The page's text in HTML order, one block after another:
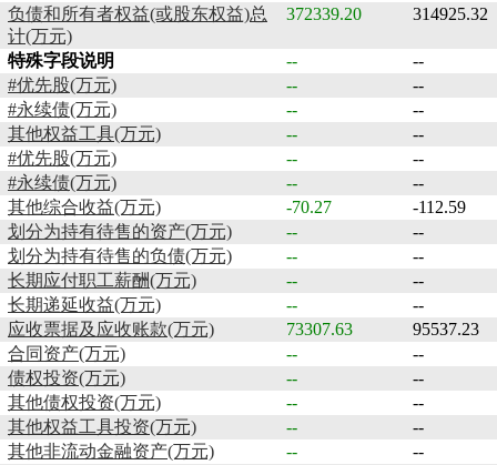
负债和所有者权益(或股东权益)总
计(万元)
372339.20 314925.32
特殊字段说明 --
--
#优先股(万元)
--
--
#永续债(万元)
--
--
其他权益工具(万元)
--
--
#优先股(万元)
--
--
#永续债(万元)
--
--
其他综合收益(万元)
-70.27
-112.59
划分为持有待售的资产(万元)
--
--
划分为持有待售的负债(万元)
--
--
长期应付职工薪酬(万元)
--
--
长期递延收益(万元)
--
--
应收票据及应收账款(万元)
73307.63
95537.23
合同资产(万元)
--
--
债权投资(万元)
--
--
其他债权投资(万元)
--
--
其他权益工具投资(万元)
--
--
其他非流动金融资产(万元)
--
--